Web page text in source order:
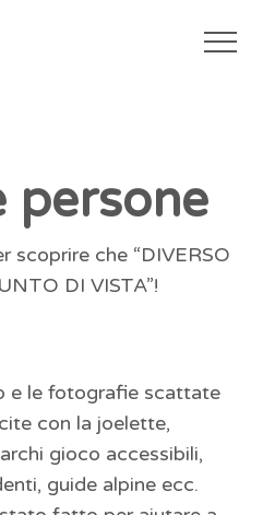
persone
scoprire che “DIVERSO
DI VISTA”!
e le fotografie scattate
con la joelette,
gioco accessibili,
guide alpine ecc.